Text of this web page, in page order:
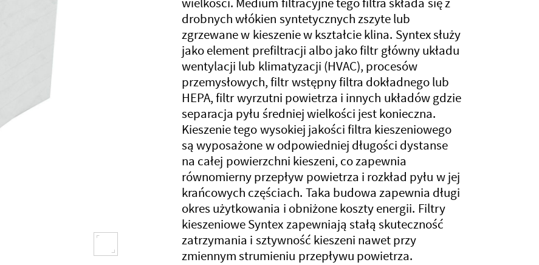
wielkości. Medium filtracyjne tego filtra składa się z
drobnych włókien syntetycznych zszyte lub
zgrzewane w kieszenie w kształcie klina. Syntex służy
jako element prefiltracji albo jako filtr główny układu
wentylacji lub klimatyzacji (HVAC), procesów
przemysłowych, filtr wstępny filtra dokładnego lub
HEPA, filtr wyrzutni powietrza i innych układów gdzie
separacja pyłu średniej wielkości jest konieczna.
Kieszenie tego wysokiej jakości filtra kieszeniowego
są wyposażone w odpowiedniej długości dystanse
na całej powierzchni kieszeni, co zapewnia
równomierny przepływ powietrza i rozkład pyłu w jej
krańcowych częściach. Taka budowa zapewnia długi
okres użytkowania i obniżone koszty energii. Filtry
kieszeniowe Syntex zapewniają stałą skuteczność
zatrzymania i sztywność kieszeni nawet przy
zmiennym strumieniu przepływu powietrza.